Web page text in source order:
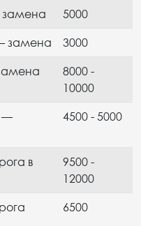
замена
5000
замена
3000
8000 -
10000
—
4500 - 5000
в
9500 -
12000
6500